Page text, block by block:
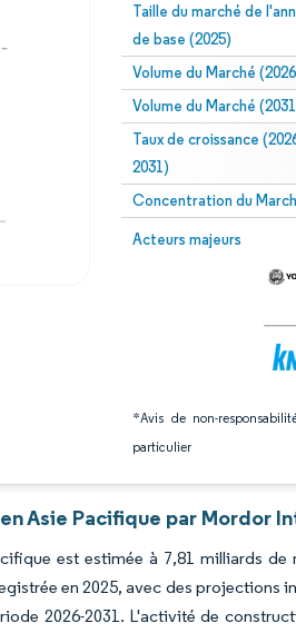
Taille du marché de
de base (2025)
Volume du Marché
Volume du Marché
Taux de croissance
2031)
Concentration du
Acteurs majeurs
*Avis de non-
particulier
Image © Mordor
La réutilisation nécessite une attribution sous CC
Asie Pacifique par Mordor
est estimée à 7,81 milliards
en 2025, avec des projections
2026-2031. L'activité de